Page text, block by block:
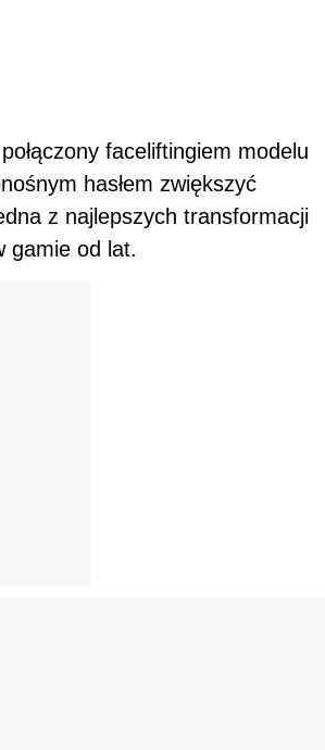
faceliftingiem modelu
hasłem zwiększyć
z najlepszych transformacji
gamie od lat.